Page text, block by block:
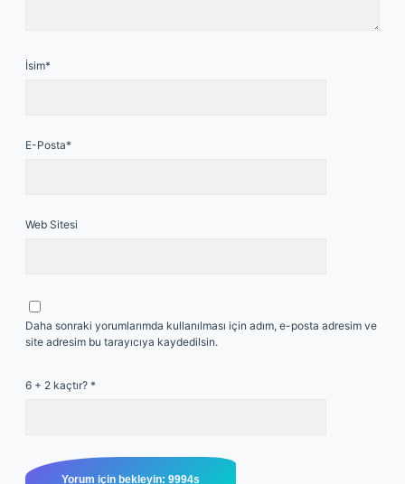
İsim*
E-Posta*
Web Sitesi
Daha sonraki yorumlarımda kullanılması için adım, e-posta adresim ve
site adresim bu tarayıcıya kaydedilsin.
6 + 2 kaçtır? *